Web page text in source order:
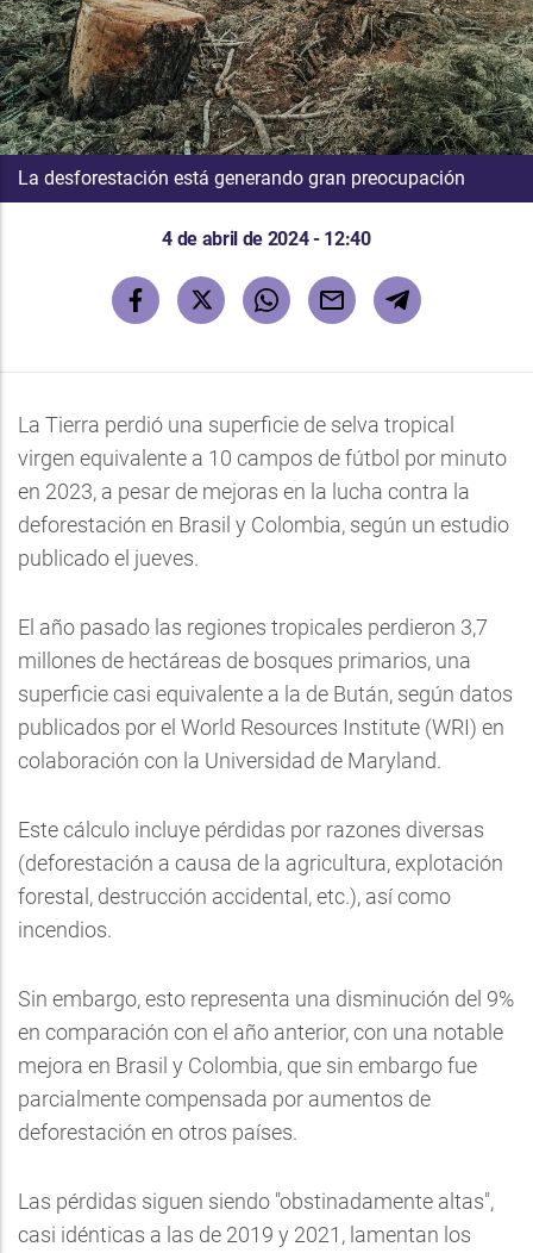
La desforestación está generando gran preocupación
4 de abril de 2024 - 12:40
La Tierra perdió una superficie de selva tropical
virgen equivalente a 10 campos de fútbol por minuto
en 2023, a pesar de mejoras en la lucha contra la
deforestación en Brasil y Colombia, según un estudio
publicado el jueves.
El año pasado las regiones tropicales perdieron 3,7
millones de hectáreas de bosques primarios, una
superficie casi equivalente a la de Bután, según datos
publicados por el World Resources Institute (WRI) en
colaboración con la Universidad de Maryland.
Este cálculo incluye pérdidas por razones diversas
(deforestación a causa de la agricultura, explotación
forestal, destrucción accidental, etc.), así como
incendios.
Sin embargo, esto representa una disminución del 9%
en comparación con el año anterior, con una notable
mejora en Brasil y Colombia, que sin embargo fue
parcialmente compensada por aumentos de
deforestación en otros países.
Las pérdidas siguen siendo "obstinadamente altas",
casi idénticas a las de 2019 y 2021, lamentan los